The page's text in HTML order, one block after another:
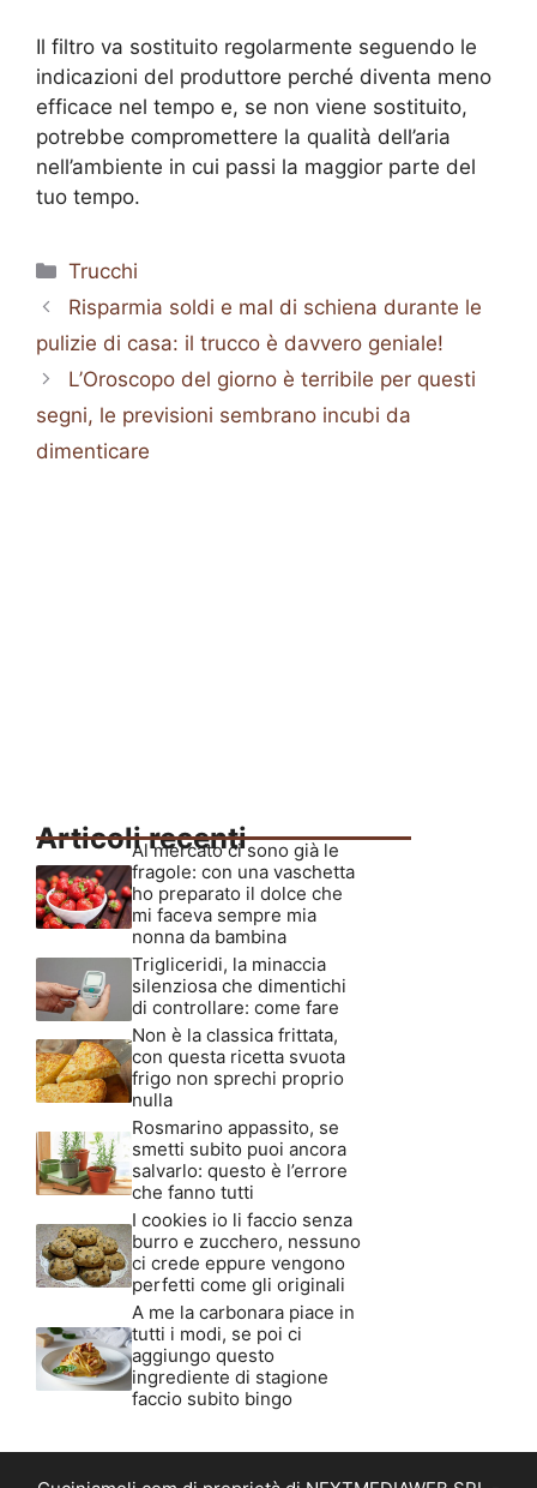
Il filtro va sostituito regolarmente seguendo le
indicazioni del produttore perché diventa meno
efficace nel tempo e, se non viene sostituito,
potrebbe compromettere la qualità dell’aria
nell’ambiente in cui passi la maggior parte del
tuo tempo.
Categorie
Trucchi
Risparmia soldi e mal di schiena durante le
pulizie di casa: il trucco è davvero geniale!
L’Oroscopo del giorno è terribile per questi
segni, le previsioni sembrano incubi da
dimenticare
Articoli recenti
Al mercato ci sono già le
fragole: con una vaschetta
ho preparato il dolce che
mi faceva sempre mia
nonna da bambina
Trigliceridi, la minaccia
silenziosa che dimentichi
di controllare: come fare
Non è la classica frittata,
con questa ricetta svuota
frigo non sprechi proprio
nulla
Rosmarino appassito, se
smetti subito puoi ancora
salvarlo: questo è l’errore
che fanno tutti
I cookies io li faccio senza
burro e zucchero, nessuno
ci crede eppure vengono
perfetti come gli originali
A me la carbonara piace in
tutti i modi, se poi ci
aggiungo questo
ingrediente di stagione
faccio subito bingo